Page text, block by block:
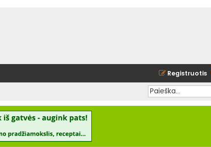
Registruotis